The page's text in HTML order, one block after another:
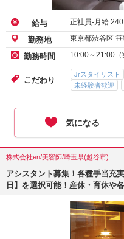
給与 正社員-月給
勤務地 東京都渋谷区 笹
勤務時間 10:00～21:00（
こだわり
Jrスタイリスト
未経験者歓迎
気になる
株式会社en/美容師/埼玉県(越谷市)
アシスタント募集！各種手当充
日】を選択可能！産休・育休や